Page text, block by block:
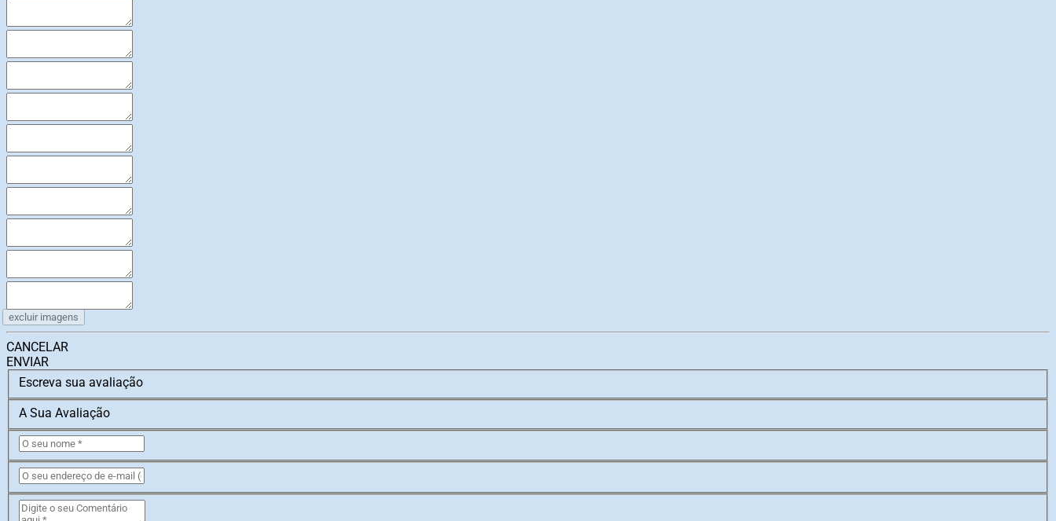
excluir imagens
CANCELAR
ENVIAR
Escreva sua avaliação
A Sua Avaliação